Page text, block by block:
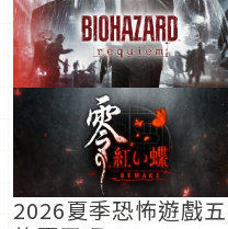
2026夏季恐怖遊戲